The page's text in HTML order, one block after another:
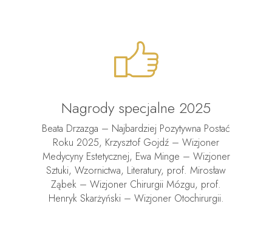
Nagrody specjalne 2025
Beata Drzazga – Najbardziej Pozytywna Postać
Roku 2025, Krzysztof Gojdź – Wizjoner
Medycyny Estetycznej, Ewa Minge – Wizjoner
Sztuki, Wzornictwa, Literatury, prof. Mirosław
Ząbek – Wizjoner Chirurgii Mózgu, prof.
Henryk Skarżyński – Wizjoner Otochirurgii.